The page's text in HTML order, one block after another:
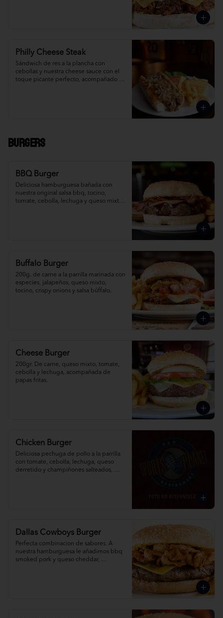
Philly Cheese Steak
Sándwich de res a la plancha con
cebollas y nuestra cheese sauce con el
toque picante perfecto, acompañado
Burgers
BBQ Burger
Deliciosa hamburguesa bañada con
nuestra original salsa bbq, tocino,
tomate, cebolla, lechuga y queso mixto,
Buffalo Burger
200g. de carne a la parrilla marinada con
especies, jalapeños, queso mixto,
tocino, crispy onions y salsa búffalo.
Cheese Burger
200gr. De carne, queso mixto, tomate,
cebolla y lechuga, acompañada de
papas fritas.
Chicken Burger
Deliciosa pechuga de pollo a la parrilla
con tomate, cebolla, lechuga, queso
derretido y champiñones salteados,
Dallas Cowboys Burger
Perfecta combinacion de sabores. A
nuestra hamburguesa le añadimos bbq
smoked pork y queso cheddar,